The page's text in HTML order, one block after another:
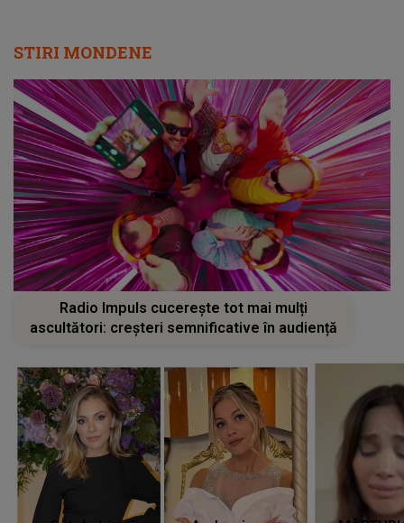
STIRI MONDENE
Radio Impuls cucerește tot mai mulți
ascultători: creșteri semnificative în audiență